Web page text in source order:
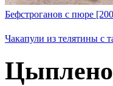
Бефстроганов с пюре
Чакапули из телятины с